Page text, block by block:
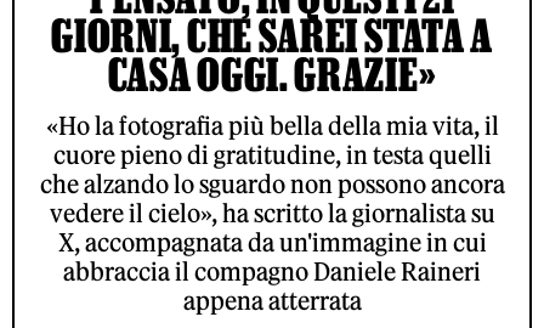
GIORNI, CHE SAREI STATA A
CASA OGGI. GRAZIE»
«Ho la fotografia più bella della mia vita, il
cuore pieno di gratitudine, in testa quelli
che alzando lo sguardo non possono ancora
vedere il cielo», ha scritto la giornalista su
X, accompagnata da un'immagine in cui
abbraccia il compagno Daniele Raineri
appena atterrata